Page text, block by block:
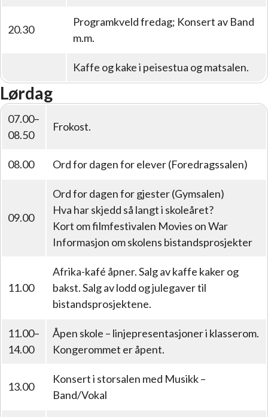
20.30
Programkveld fredag; Konsert av Band
m.m.
Kaffe og kake i peisestua og matsalen.
Lørdag
07.00–
08.50
Frokost.
08.00 Ord for dagen for elever (Foredragssalen)
09.00
Ord for dagen for gjester (Gymsalen)
Hva har skjedd så langt i skoleåret?
Kort om filmfestivalen Movies on War
Informasjon om skolens bistandsprosjekter
11.00
Afrika-kafé åpner. Salg av kaffe kaker og
bakst. Salg av lodd og julegaver til
bistandsprosjektene.
11.00–
14.00
Åpen skole – linjepresentasjoner i klasserom.
Kongerommet er åpent.
13.00
Konsert i storsalen med Musikk –
Band/Vokal